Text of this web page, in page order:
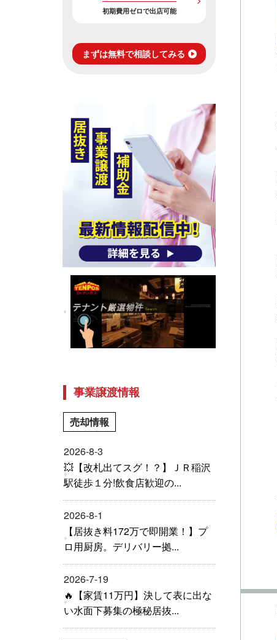
初期費用ゼロで出店可能
まずは無料で相談してみる
事業譲渡情報
売却情報
2026-8-3
💥【改札出てスグ！？】ＪＲ稲沢
駅徒歩１分!飲食店歓迎の...
2026-8-1
【居抜き料172万で即開業！】プ
ロ用厨房。デリバリー拠...
2026-7-19
🔥【家賃11万円】決して表に出な
い水面下募集の極秘居抜...